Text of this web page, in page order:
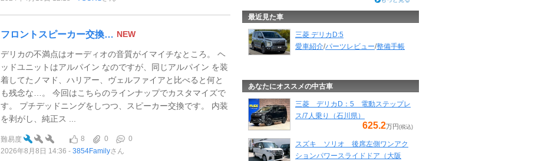
フロントスピーカー交換… NEW
デリカの不満点はオーディオの音質がイマイチなところ。 ヘ
ッドユニットはアルパイン なのですが、同じアルパイン を装
着してたノマド、ハリアー、ヴェルファイアと比べると何と
も残念な…。 今回はこちらのラインナップでカスタマイズで
す。 プチデッドニングをしつつ、スピーカー交換です。 内装
を剥がし、純正ス ...
難易度 8 0
0
2026年8月8日 14:36
3854Familyさん
最近見た車
三菱 デリカD:5
愛車紹介/パーツレビュー/整備手帳
あなたにオススメの中古車
三菱 デリカD：5 電動ステップレ
ス/7人乗り（石川県）
625.2万円 (税込)
スズキ ソリオ 後席左側ワンアク
ションパワースライドドア（大阪